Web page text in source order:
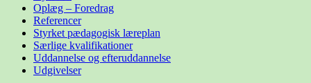
Oplæg – Foredrag
Referencer
Styrket pædagogisk læreplan
Særlige kvalifikationer
Uddannelse og efteruddannelse
Udgivelser